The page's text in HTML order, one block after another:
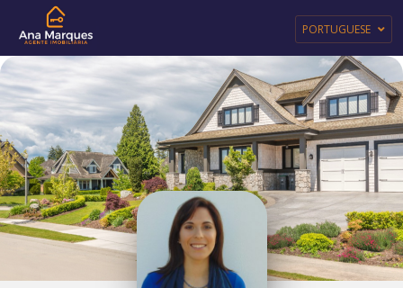
PORTUGUESE